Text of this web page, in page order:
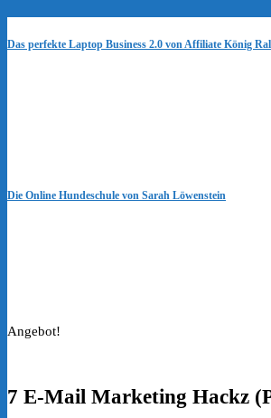
Das perfekte Laptop Business 2.0 von Affiliate König
Die Online Hundeschule von Sarah Löwenstein
Angebot!
7 E-Mail Marketing Hackz